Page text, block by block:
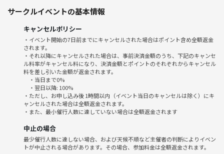
📍 開催場所
水道橋駅近く
※詳細は参加者にご案内します
🗓日時
6月24日（水）18:00〜21:00(予定)
※途中参加、途中退出ＯＫ
※遅れる場合は事前に連絡をお願いいたします
💵当日参加費
当日の参加費はございません。
飲食代は各自お支払いをお願いします🙏
サークルイベントの基本情報
キャンセルポリシー
・イベント開始の7日前までにキャンセルされた場合はポイント含め全額返金
されます。
・それ以降にキャンセルされた場合は、事前決済金額のうち、下記のキャンセ
ル料率がキャンセル料になり、決済金額とポイントのそれぞれからキャンセル
料を差し引いた金額が返金されます。
・当日まで0%
・翌日以降: 100%
・ただし、お申し込み後 1時間以内（イベント当日のキャンセルは除く）にキ
ャンセルされた場合は全額返金されます。
・また、最小催行人数に達していない場合は全額返金されます
中止の場合
最少催行人数に達しない場合、および天候不順など主催者の判断によりイベン
トが中止される場合があります。その場合、参加料金は全額返金されます。